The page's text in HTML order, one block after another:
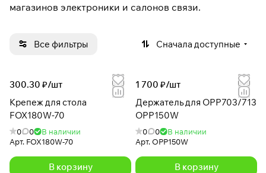
магазинов электроники и салонов связи.
Все фильтры Сначала доступные
300.30 ₽/шт
Крепеж для стола
FOX180W-70
0 0
В наличии
Арт. FOX180W-70
В корзину
1 700 ₽/шт
Держатель для OPP703/713
OPP150W
0 0
В наличии
Арт.OPP150W
В корзину